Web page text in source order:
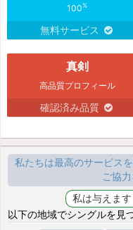
100%
無料サービス
真剣
高品質プロフィール
確認済み品質
私たちは最高のサービス
ご協
以下の地域でシングルを見